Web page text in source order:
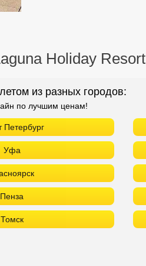
Holiday Resort
из разных городов:
по лучшим ценам!
Петербург
Уфа
Пенза
Томск